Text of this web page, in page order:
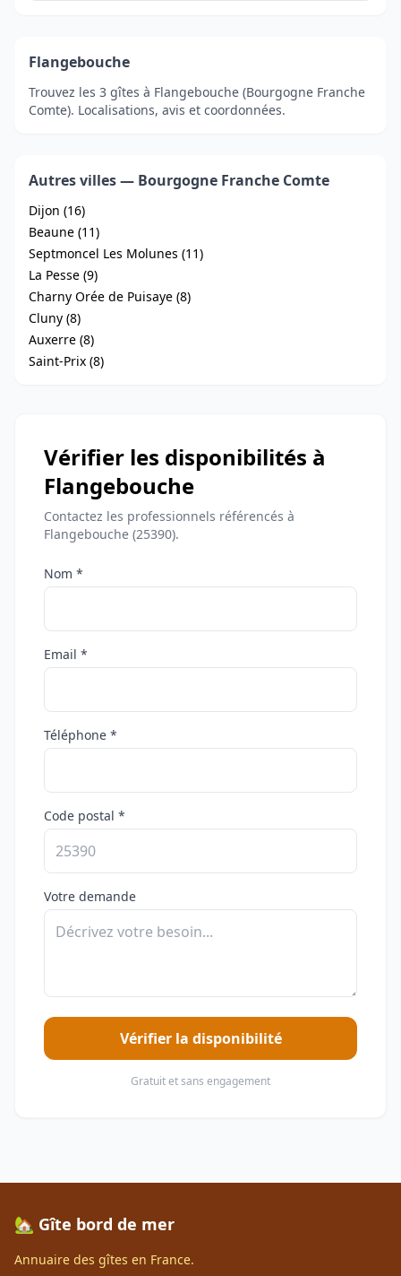
Flangebouche
Trouvez les 3 gîtes à Flangebouche (Bourgogne Franche
Comte). Localisations, avis et coordonnées.
Autres villes — Bourgogne Franche Comte
Dijon (16)
Beaune (11)
Septmoncel Les Molunes (11)
La Pesse (9)
Charny Orée de Puisaye (8)
Cluny (8)
Auxerre (8)
Saint-Prix (8)
Vérifier les disponibilités à
Flangebouche
Contactez les professionnels référencés à
Flangebouche (25390).
Nom *
Email *
Téléphone *
Code postal *
Votre demande
Vérifier la disponibilité
Gratuit et sans engagement
🏡 Gîte bord de mer
Annuaire des gîtes en France.